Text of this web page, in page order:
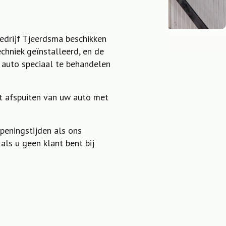
Tjeerdsma beschikken
geïnstalleerd, en de
speciaal te behandelen
afspuiten van uw auto met
als ons
u geen klant bent bij